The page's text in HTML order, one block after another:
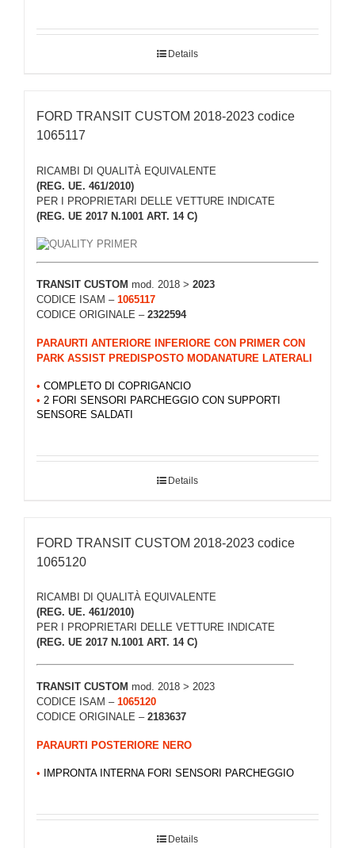
Details
FORD TRANSIT CUSTOM 2018-2023 codice
1065117
RICAMBI DI QUALITÀ EQUIVALENTE
(REG. UE. 461/2010)
PER I PROPRIETARI DELLE VETTURE INDICATE
(REG. UE 2017 N.1001 ART. 14 C)
TRANSIT CUSTOM mod. 2018 > 2023
CODICE ISAM – 1065117
CODICE ORIGINALE – 2322594
PARAURTI ANTERIORE INFERIORE CON PRIMER CON
PARK ASSIST PREDISPOSTO MODANATURE LATERALI
• COMPLETO DI COPRIGANCIO
• 2 FORI SENSORI PARCHEGGIO CON SUPPORTI
SENSORE SALDATI
Details
FORD TRANSIT CUSTOM 2018-2023 codice
1065120
RICAMBI DI QUALITÀ EQUIVALENTE
(REG. UE. 461/2010)
PER I PROPRIETARI DELLE VETTURE INDICATE
(REG. UE 2017 N.1001 ART. 14 C)
TRANSIT CUSTOM mod. 2018 > 2023
CODICE ISAM – 1065120
CODICE ORIGINALE – 2183637
PARAURTI POSTERIORE NERO
• IMPRONTA INTERNA FORI SENSORI PARCHEGGIO
Details